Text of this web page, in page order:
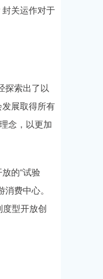
关运作对于
探索出了以
展取得所有
念，以更加
的“试验
费中心。
型开放创